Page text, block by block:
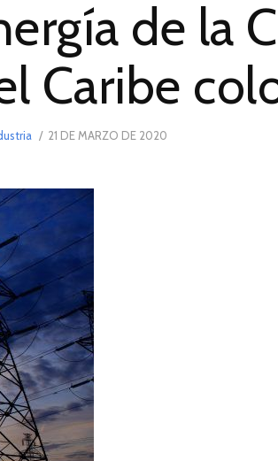
de la
Caribe
POSTED
21 DE MARZO DE 2020